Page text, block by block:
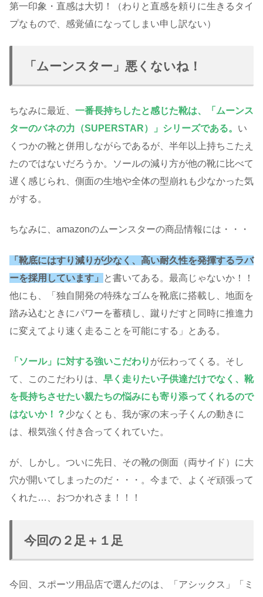
第一印象・直感は大切！（わりと直感を頼りに生きるタイ
プなもので、感覚値になってしまい申し訳ない）
「ムーンスター」悪くないね！
ちなみに最近、 一番長持ちしたと感じた靴は、「ムーンス
ターのバネの力（SUPERSTAR）」シリーズである。 い
くつかの靴と併用しながらであるが、半年以上持ちこたえ
たのではないだろうか。ソールの減り方が他の靴に比べて
遅く感じられ、側面の生地や全体の型崩れも少なかった気
がする。
ちなみに、amazonのムーンスターの商品情報には・・・
「靴底にはすり減りが少なく、高い耐久性を発揮するラバ
ーを採用しています」
と書いてある。最高じゃないか！！
他にも、「独自開発の特殊なゴムを靴底に搭載し、地面を
踏み込むときにパワーを蓄積し、蹴りだすと同時に推進力
に変えてより速く走ることを可能にする」とある。
「ソール」に対する強いこだわり が伝わってくる。そし
て、このこだわりは、 早く走りたい子供達だけでなく、靴
を長持ちさせたい親たちの悩みにも寄り添ってくれるので
はないか！？ 少なくとも、我が家の末っ子くんの動きに
は、根気強く付き合ってくれていた。
が、しかし。ついに先日、その靴の側面（両サイド）に大
穴が開いてしまったのだ・・・。今まで、よくぞ頑張って
くれた…、おつかれさま！！！
今回の２足＋１足
今回、スポーツ用品店で選んだのは、「アシックス」「ミ